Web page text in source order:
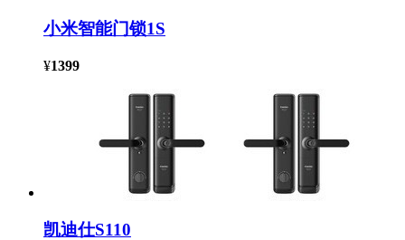
小米智能门锁1S
¥1399
凯迪仕S110